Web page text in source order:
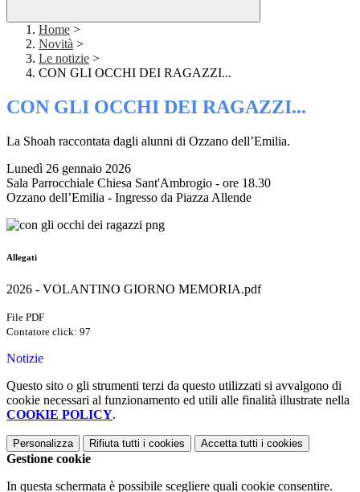
Home >
Novità >
Le notizie >
CON GLI OCCHI DEI RAGAZZI...
CON GLI OCCHI DEI RAGAZZI...
La Shoah raccontata dagli alunni di Ozzano dell’Emilia.
Lunedì 26 gennaio 2026
Sala Parrocchiale Chiesa Sant'Ambrogio - ore 18.30
Ozzano dell’Emilia - Ingresso da Piazza Allende
Allegati
2026 - VOLANTINO GIORNO MEMORIA.pdf
File PDF
Contatore click: 97
Notizie
Questo sito o gli strumenti terzi da questo utilizzati si avvalgono di
cookie necessari al funzionamento ed utili alle finalità illustrate nella
COOKIE POLICY.
Personalizza Rifiuta tutti i cookies Accetta tutti i cookies
Gestione cookie
In questa schermata è possibile scegliere quali cookie consentire.